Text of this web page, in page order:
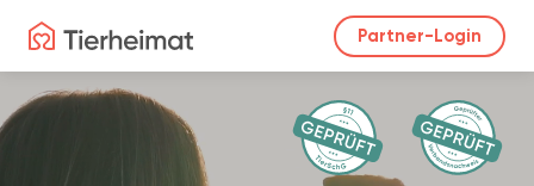
Partner-Login